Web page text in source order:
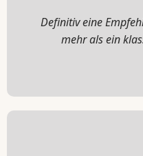
Definitiv eine
mehr als ein